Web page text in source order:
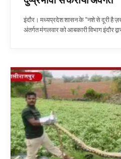
इंदौर। मध्यप्रदेश शासन के “नशे से दूरी है
अंतर्गत मंगलवार को आबकारी विभाग इंदौर